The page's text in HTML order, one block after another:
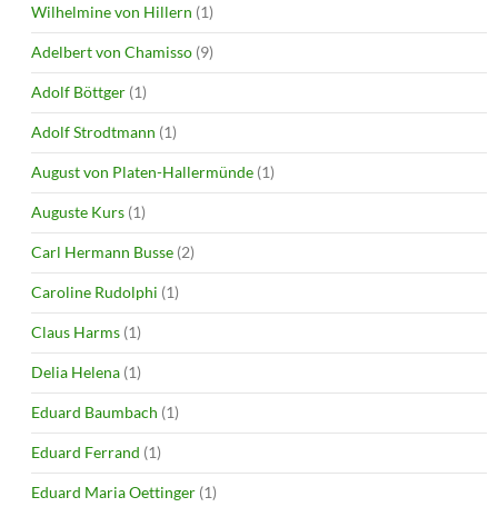
Wilhelmine von Hillern (1)
Adelbert von Chamisso (9)
Adolf Böttger (1)
Adolf Strodtmann (1)
August von Platen-Hallermünde (1)
Auguste Kurs (1)
Carl Hermann Busse (2)
Caroline Rudolphi (1)
Claus Harms (1)
Delia Helena (1)
Eduard Baumbach (1)
Eduard Ferrand (1)
Eduard Maria Oettinger (1)